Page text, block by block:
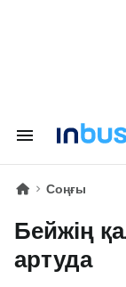
Соңғы
Бейжің
артуда